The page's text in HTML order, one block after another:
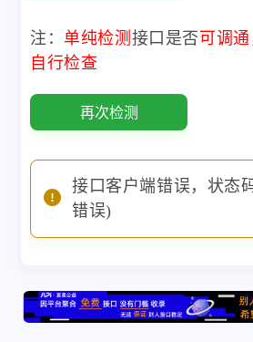
注： 单纯检测 接口是否 可调通
自行检查
再次检测
接口客户端错误，状态
错误)